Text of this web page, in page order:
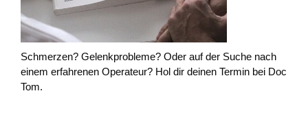
Schmerzen? Gelenkprobleme? Oder auf der Suche nach
einem erfahrenen Operateur? Hol dir deinen Termin bei Doc
Tom.